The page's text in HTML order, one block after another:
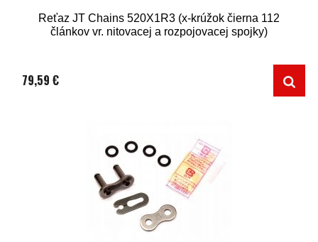
Reťaz JT Chains 520X1R3 (x-krúžok čierna 112
článkov vr. nitovacej a rozpojovacej spojky)
79,59 €